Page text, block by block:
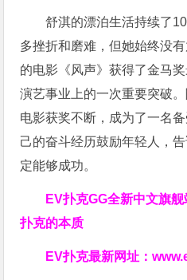
舒淇的漂泊生活持续了
多挫折和磨难，但她始终没
的电影《风声》获得了金马
演艺事业上的一次重要突破
电影获奖不断，成为了一名
己的奋斗经历鼓励年轻人，
定能够成功。
EV扑克GG全新中文旗舰
扑克的本质
EV扑克最新网址：